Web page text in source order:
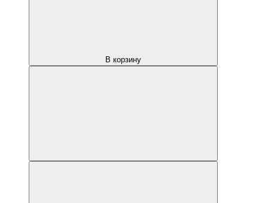
В корзину